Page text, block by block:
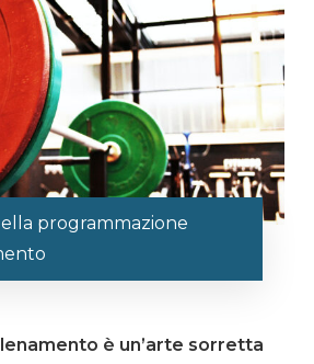
programmazione
è un’arte sorretta